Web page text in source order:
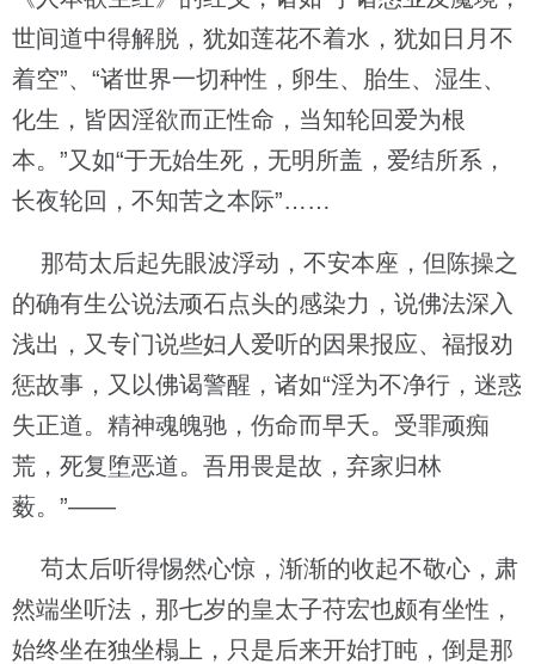
世间道中得解脱，犹如莲花不着水，犹如日月不
着空”、“诸世界一切种性，卵生、胎生、湿生、
化生，皆因淫欲而正性命，当知轮回爱为根
本。”又如“于无始生死，无明所盖，爱结所系，
长夜轮回，不知苦之本际”……
那苟太后起先眼波浮动，不安本座，但陈操之
的确有生公说法顽石点头的感染力，说佛法深入
浅出，又专门说些妇人爱听的因果报应、福报劝
惩故事，又以佛谒警醒，诸如“淫为不净行，迷惑
失正道。精神魂魄驰，伤命而早夭。受罪顽痴
荒，死复堕恶道。吾用畏是故，弃家归林
薮。”——
苟太后听得惕然心惊，渐渐的收起不敬心，肃
然端坐听法，那七岁的皇太子苻宏也颇有坐性，
始终坐在独坐榻上，只是后来开始打盹，倒是那